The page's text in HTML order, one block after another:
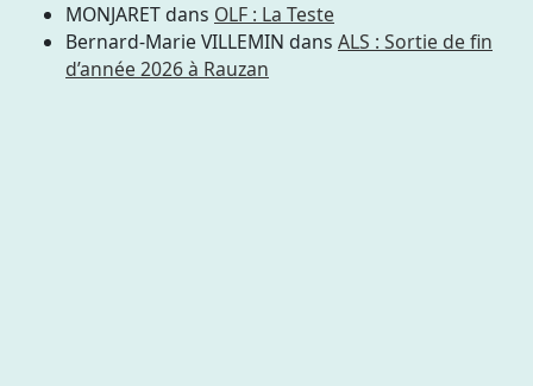
MONJARETdans OLF : La Teste
Bernard-Marie VILLEMIN dans ALS : Sortie de fin
d’année 2026 à Rauzan